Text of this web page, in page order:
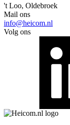
't Loo, Oldebroek
Mail ons
info@heicom.nl
Volg ons